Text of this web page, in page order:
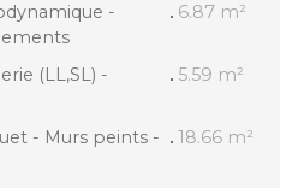
-
6.87 m²
(LL,SL) -
5.59 m²
- Murs peints -
18.66 m²